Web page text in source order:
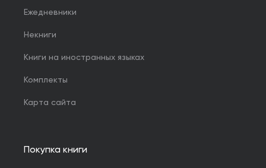
Ежедневники
Некниги
Книги на иностранных языках
Комплекты
Карта сайта
Покупка книги